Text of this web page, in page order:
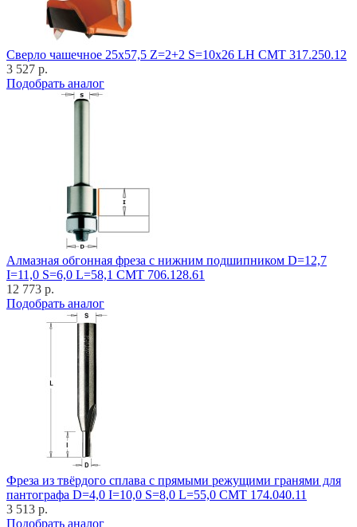
Cверло чашечное 25x57,5 Z=2+2 S=10x26 LH CMT 317.250.12
3 527 р.
Подобрать аналог
Алмазная обгонная фреза с нижним подшипником D=12,7
I=11,0 S=6,0 L=58,1 CMT 706.128.61
12 773 р.
Подобрать аналог
Фреза из твёрдого сплава с прямыми режущими гранями для
пантографа D=4,0 I=10,0 S=8,0 L=55,0 CMT 174.040.11
3 513 р.
Подобрать аналог